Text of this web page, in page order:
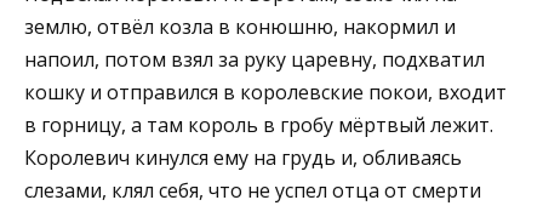
землю, отвёл козла в конюшню, накормил и
напоил, потом взял за руку царевну, подхватил
кошку и отправился в королевские покои, входит
в горницу, а там король в гробу мёртвый лежит.
Королевич кинулся ему на грудь и, обливаясь
слезами, клял себя, что не успел отца от смерти